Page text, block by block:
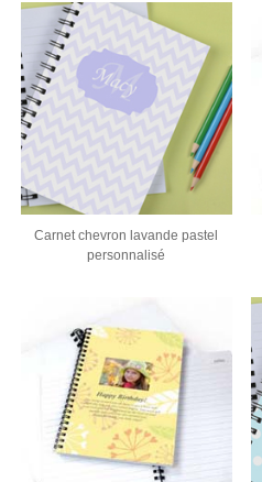
Carnet chevron lavande pastel
personnalisé